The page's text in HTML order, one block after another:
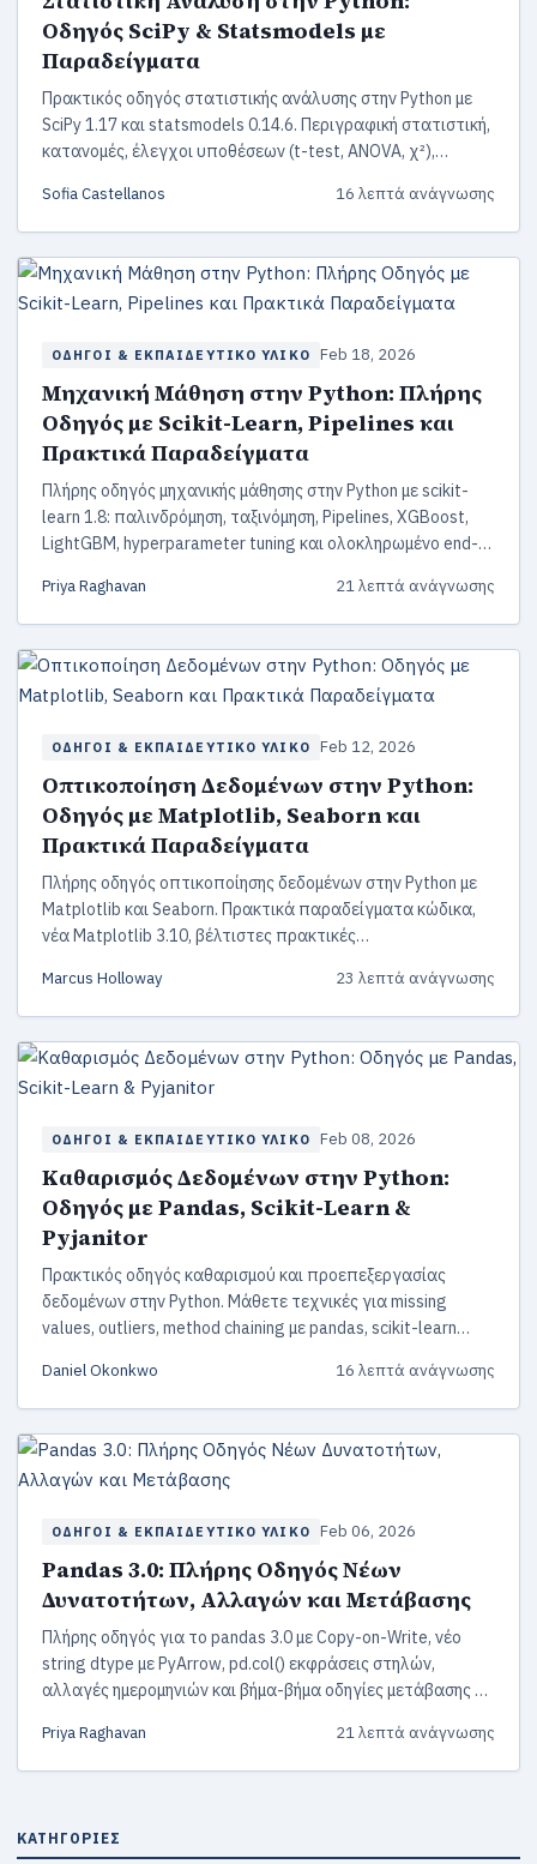
Οδηγός SciPy & Statsmodels με
Παραδείγματα
Πρακτικός οδηγός στατιστικής ανάλυσης στην Python με
SciPy 1.17 και statsmodels 0.14.6. Περιγραφική στατιστική,
κατανομές, έλεγχοι υποθέσεων (t-test, ANOVA, χ²),
πλήρη παραδείγματα κώδικα.
Sofia Castellanos 16 λεπτά ανάγνωσης
ΟΔΗΓΟΊ & ΕΚΠΑΙΔΕΥΤΙΚΌ ΥΛΙΚΌ Feb 18, 2026
Μηχανική Μάθηση στην Python: Πλήρης
Οδηγός με Scikit-Learn, Pipelines και
Πρακτικά Παραδείγματα
Πλήρης οδηγός μηχανικής μάθησης στην Python με scikit-
learn 1.8: παλινδρόμηση, ταξινόμηση, Pipelines, XGBoost,
LightGBM, hyperparameter tuning και ολοκληρωμένο end-
Priya Raghavan 21 λεπτά ανάγνωσης
ΟΔΗΓΟΊ & ΕΚΠΑΙΔΕΥΤΙΚΌ ΥΛΙΚΌ Feb 12, 2026
Οπτικοποίηση Δεδομένων στην Python:
Οδηγός με Matplotlib, Seaborn και
Πρακτικά Παραδείγματα
Πλήρης οδηγός οπτικοποίησης δεδομένων στην Python με
Matplotlib και Seaborn. Πρακτικά παραδείγματα κώδικα,
νέα Matplotlib 3.10, βέλτιστες πρακτικές
Bokeh, Altair) και ένα πλήρες dashboard project.
Marcus Holloway 23 λεπτά ανάγνωσης
ΟΔΗΓΟΊ & ΕΚΠΑΙΔΕΥΤΙΚΌ ΥΛΙΚΌ Feb 08, 2026
Καθαρισμός Δεδομένων στην Python:
Οδηγός με Pandas, Scikit-Learn &
Pyjanitor
Πρακτικός οδηγός καθαρισμού και προεπεξεργασίας
δεδομένων στην Python. Μάθετε τεχνικές για missing
values, outliers, method chaining με pandas, scikit-learn
Daniel Okonkwo 16 λεπτά ανάγνωσης
ΟΔΗΓΟΊ & ΕΚΠΑΙΔΕΥΤΙΚΌ ΥΛΙΚΌ Feb 06, 2026
Pandas 3.0: Πλήρης Οδηγός Νέων
Δυνατοτήτων, Αλλαγών και Μετάβασης
Πλήρης οδηγός για το pandas 3.0 με Copy-on-Write, νέο
string dtype με PyArrow, pd.col() εκφράσεις στηλών,
αλλαγές ημερομηνιών και βήμα-βήμα οδηγίες μετάβασης με
Priya Raghavan 21 λεπτά ανάγνωσης
ΚΑΤΗΓΟΡΊΕΣ